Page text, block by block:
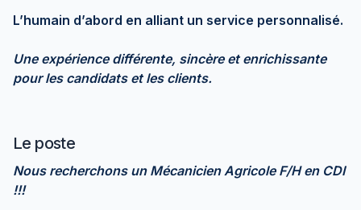
L’humain d’abord en alliant un service personnalisé.
Une expérience différente, sincère et enrichissante
pour les candidats et les clients.
Le poste
Nous recherchons un Mécanicien Agricole F/H en CDI
!!!